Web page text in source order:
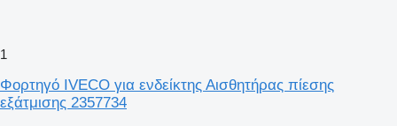
1
Φορτηγό IVECO για ενδείκτης Αισθητήρας πίεσης
εξάτμισης 2357734